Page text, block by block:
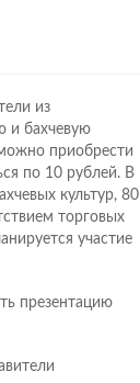
из
и бахчевую
приобрести
по 10 рублей. В
культур, 80
торговых
участие
презентацию